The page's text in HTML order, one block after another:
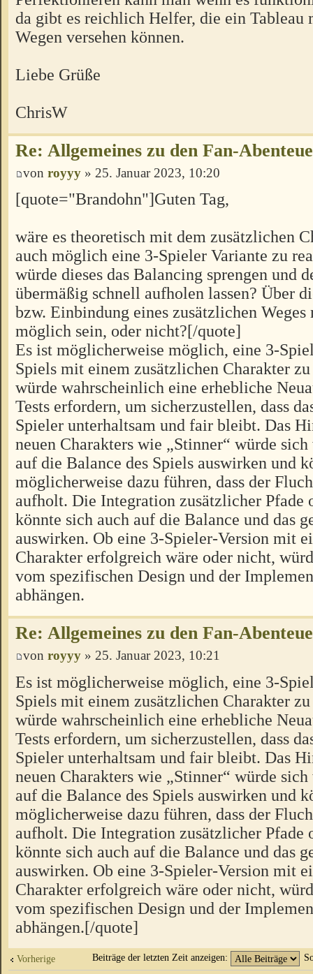
da gibt es reichlich Helfer, die ein Tableau
Wegen versehen können.
Liebe Grüße
ChrisW
Re: Allgemeines zu den Fan-
von royyy » 25. Januar 2023, 10:20
[quote="Brandohn"]Guten Tag,
wäre es theoretisch mit dem zusätzlichen
auch möglich eine 3-Spieler Variante zu
würde dieses das Balancing sprengen und
übermäßig schnell aufholen lassen? Über
bzw. Einbindung eines zusätzlichen Weges
möglich sein, oder nicht?[/quote]
Es ist möglicherweise möglich, eine 3-
Spiels mit einem zusätzlichen Charakter
würde wahrscheinlich eine erhebliche
Tests erfordern, um sicherzustellen, dass
Spieler unterhaltsam und fair bleibt. Das
neuen Charakters wie „Stinner“ würde
auf die Balance des Spiels auswirken und
möglicherweise dazu führen, dass der
aufholt. Die Integration zusätzlicher Pfade
könnte sich auch auf die Balance und das
auswirken. Ob eine 3-Spieler-Version mit
Charakter erfolgreich wäre oder nicht,
vom spezifischen Design und der
abhängen.
Re: Allgemeines zu den Fan-
von royyy » 25. Januar 2023, 10:21
Es ist möglicherweise möglich, eine 3-
Spiels mit einem zusätzlichen Charakter
würde wahrscheinlich eine erhebliche
Tests erfordern, um sicherzustellen, dass
Spieler unterhaltsam und fair bleibt. Das
neuen Charakters wie „Stinner“ würde
auf die Balance des Spiels auswirken und
möglicherweise dazu führen, dass der
aufholt. Die Integration zusätzlicher Pfade
könnte sich auch auf die Balance und das
auswirken. Ob eine 3-Spieler-Version mit
Charakter erfolgreich wäre oder nicht,
vom spezifischen Design und der
abhängen.[/quote]
Vorherige Beiträge der letzten Zeit anzeigen: